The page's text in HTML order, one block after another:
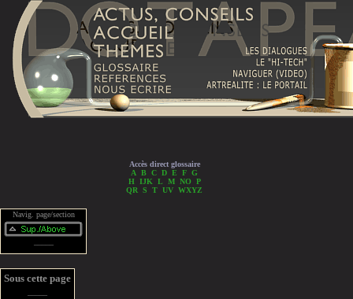
Navig. page/section
Sous cette page
Accès direct glossaire
A B C D E F G
H IJK L M NO P
QR
S T UV WXYZ